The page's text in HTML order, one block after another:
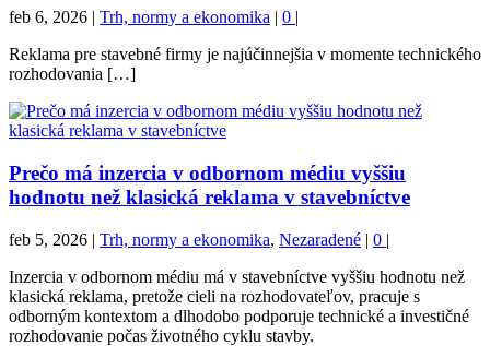
feb 6, 2026 | Trh, normy a ekonomika | 0 |
Reklama pre stavebné firmy je najúčinnejšia v momente technického
rozhodovania […]
Prečo má inzercia v odbornom médiu vyššiu
hodnotu než klasická reklama v stavebníctve
feb 5, 2026 | Trh, normy a ekonomika, Nezaradené | 0 |
Inzercia v odbornom médiu má v stavebníctve vyššiu hodnotu než
klasická reklama, pretože cieli na rozhodovateľov, pracuje s
odborným kontextom a dlhodobo podporuje technické a investičné
rozhodovanie počas životného cyklu stavby.